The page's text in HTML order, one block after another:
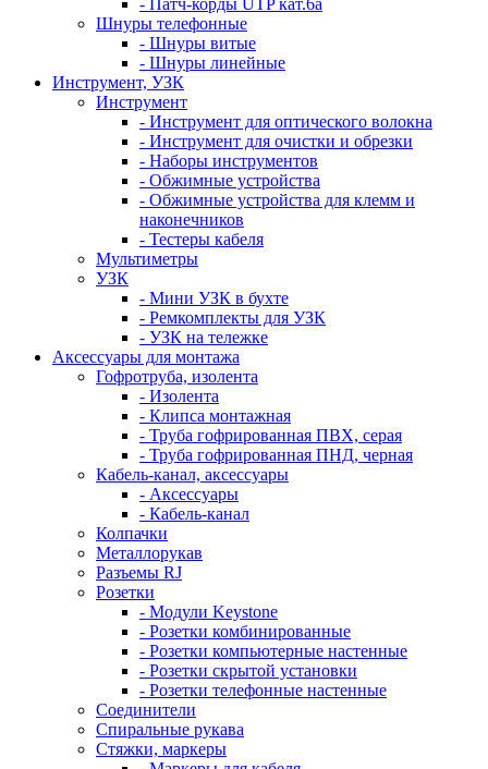
- Патч-корды UTP кат.6а
Шнуры телефонные
- Шнуры витые
- Шнуры линейные
Инструмент, УЗК
Инструмент
- Инструмент для оптического волокна
- Инструмент для очистки и обрезки
- Наборы инструментов
- Обжимные устройства
- Обжимные устройства для клемм и
наконечников
- Тестеры кабеля
Мультиметры
УЗК
- Мини УЗК в бухте
- Ремкомплекты для УЗК
- УЗК на тележке
Аксессуары для монтажа
Гофротруба, изолента
- Изолента
- Клипса монтажная
- Труба гофрированная ПВХ, серая
- Труба гофрированная ПНД, черная
Кабель-канал, аксессуары
- Аксессуары
- Кабель-канал
Колпачки
Металлорукав
Разъемы RJ
Розетки
- Модули Keystone
- Розетки комбинированные
- Розетки компьютерные настенные
- Розетки скрытой установки
- Розетки телефонные настенные
Соединители
Спиральные рукава
Стяжки, маркеры